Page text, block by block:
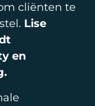
cliënten te
Lise
en